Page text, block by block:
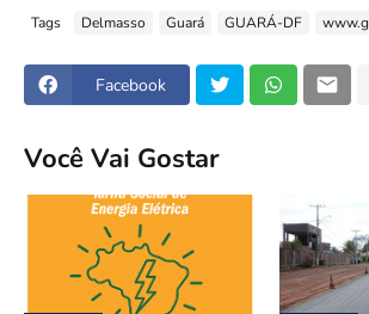
Tags Delmasso Guará GUARÁ-DF
Facebook
Você Vai Gostar